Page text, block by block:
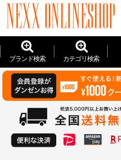
ブランド検索 カテゴリ検索